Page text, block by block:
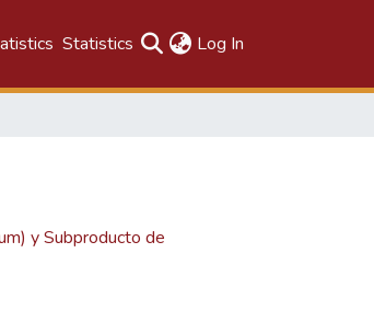
Statistics Log In
y Subproducto de